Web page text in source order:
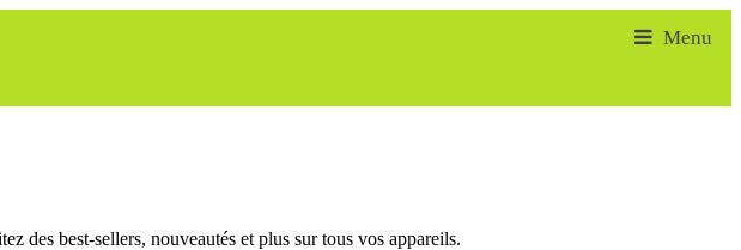
des best-sellers, nouveautés et plus sur tous vos appareils.